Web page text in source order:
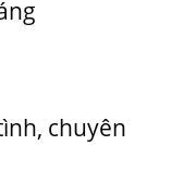
chuyên